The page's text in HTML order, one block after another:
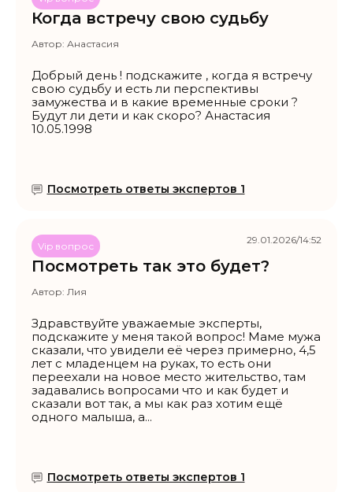
Когда встречу свою судьбу
Автор: Анастасия
Добрый день ! подскажите , когда я встречу
свою судьбу и есть ли перспективы
замужества и в какие временные сроки ?
Будут ли дети и как скоро? Анастасия
10.05.1998
Посмотреть ответы экспертов 1
Посмотреть так это будет?
Vip вопрос
Автор: Лия
Здравствуйте уважаемые эксперты,
подскажите у меня такой вопрос! Маме мужа
сказали, что увидели её через примерно, 4,5
лет с младенцем на руках, то есть они
переехали на новое место жительство, там
задавались вопросами что и как будет и
сказали вот так, а мы как раз хотим ещё
одного малыша, а...
Посмотреть ответы экспертов 1
29.01.2026/14:52